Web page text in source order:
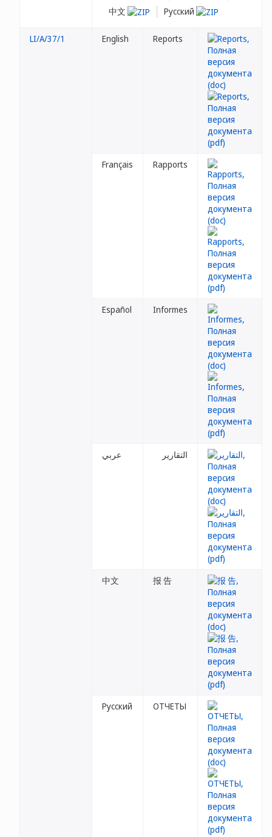
中文
Русский
LI/A/37/1 English Reports
Français Rapports
Español Informes
عربي التقارير
中文 报 告
Русский ОТЧЕТЫ